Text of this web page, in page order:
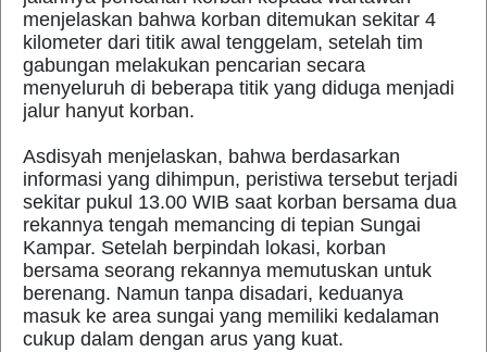
menjelaskan bahwa korban ditemukan sekitar 4
kilometer dari titik awal tenggelam, setelah tim
gabungan melakukan pencarian secara
menyeluruh di beberapa titik yang diduga menjadi
jalur hanyut korban.
Asdisyah menjelaskan, bahwa berdasarkan
informasi yang dihimpun, peristiwa tersebut terjadi
sekitar pukul 13.00 WIB saat korban bersama dua
rekannya tengah memancing di tepian Sungai
Kampar. Setelah berpindah lokasi, korban
bersama seorang rekannya memutuskan untuk
berenang. Namun tanpa disadari, keduanya
masuk ke area sungai yang memiliki kedalaman
cukup dalam dengan arus yang kuat.